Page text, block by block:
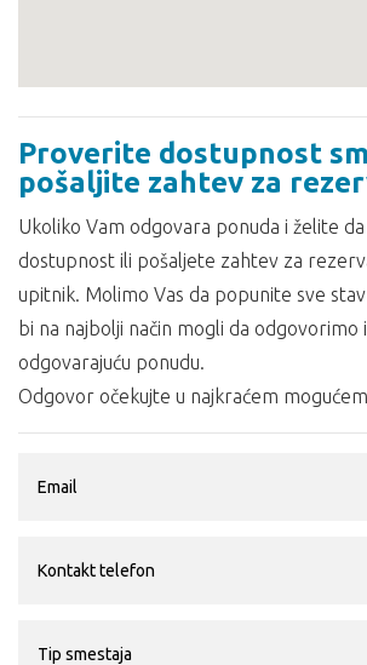
Proverite dostupnost
pošaljite zahtev za
Ukoliko Vam odgovara ponuda i želite
dostupnost ili pošaljete zahtev za
upitnik. Molimo Vas da popunite sve
bi na najbolji način mogli da odgovorimo
odgovarajuću ponudu.
Odgovor očekujte u najkraćem